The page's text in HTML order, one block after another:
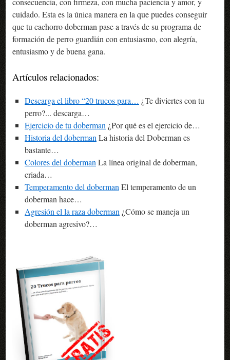
cuidado. Esta es la única manera en la que puedes conseguir
que tu cachorro doberman pase a través de su programa de
formación de perro guardián con entusiasmo, con alegría,
entusiasmo y de buena gana.
Artículos relacionados:
Descarga el libro “20 trucos para… ¿Te diviertes con tu
perro?... descarga…
Ejercicio de tu doberman ¿Por qué es el ejercicio de…
Historia del doberman La historia del Doberman es
bastante…
Colores del doberman La línea original de doberman,
criada…
Temperamento del doberman El temperamento de un
doberman hace…
Agresión el la raza doberman ¿Cómo se maneja un
doberman agresivo?…